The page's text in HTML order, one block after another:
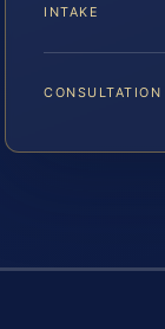
INTAKE
CONSULTATION